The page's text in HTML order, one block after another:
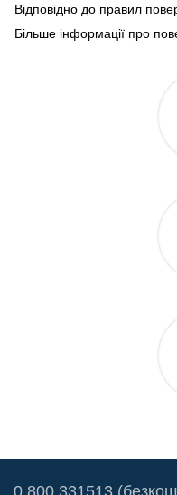
Відповідно до правил
Більше інформації про
0 800 331513